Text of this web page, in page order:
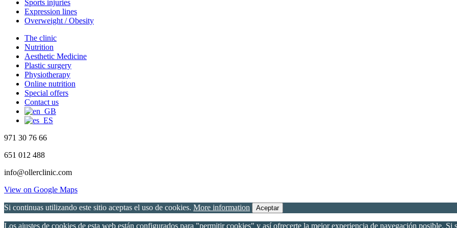
Sports injuries
Expression lines
Overweight / Obesity
Close
Menu
The clinic
Nutrition
Aesthetic Medicine
Plastic surgery
Physiotherapy
Online nutrition
Special offers
Contact us
971 30 76 66
651 012 488
info@ollerclinic.com
View on Google Maps
Si continuas utilizando este sitio aceptas el uso de cookies. More information Aceptar
Los ajustes de cookies de esta web están configurados para "permitir cookies" y así ofrecerte la mejor experiencia de navegación posible. Si